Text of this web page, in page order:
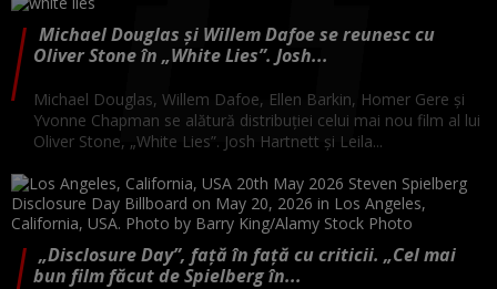
Michael Douglas și Willem Dafoe se reunesc cu
Oliver Stone în „White Lies”. Josh...
Michael Douglas, Willem Dafoe, Ellen Barkin, Homer Gere și
Yvonne Chapman se alătură distribuției celui mai nou film al lui
Oliver Stone, „White Lies”. Josh Hartnett și Leila...
„Disclosure Day”, față în față cu criticii. „Cel mai
bun film făcut de Spielberg în...